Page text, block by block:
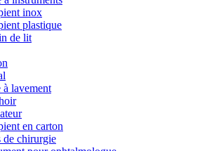
inox
plastique
de lit
à lavement
en carton
de chirurgie